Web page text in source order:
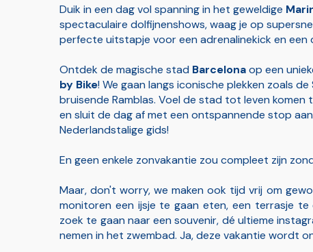
Duik in een dag vol spanning in het geweldige
spectaculaire dolfijnenshows, waag je op
perfecte uitstapje voor een adrenalinekick en een
Ontdek de magische stad Barcelonaop een
by Bike! We gaan langs iconische plekken zoals de
bruisende Ramblas. Voel de stad tot leven
en sluit de dag af met een ontspannende stop
Nederlandstalige gids!
En geen enkele zonvakantie zou compleet zijn
Maar, don't worry, we maken ook tijd vrij om
monitoren een ijsje te gaan eten, een terrasje
zoek te gaan naar een souvenir, dé ultieme
nemen in het zwembad. Ja, deze vakantie wordt